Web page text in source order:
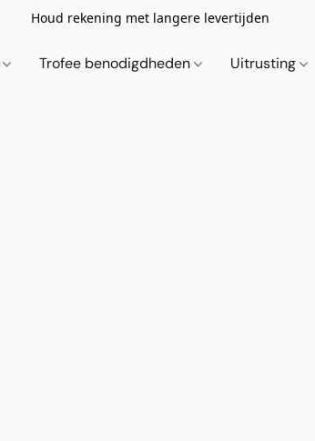
Houd rekening met langere levertijden
Trofee benodigdheden Uitrusting